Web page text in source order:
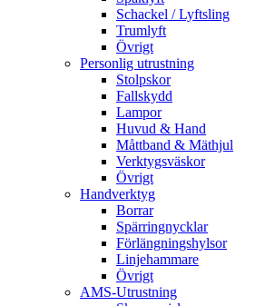
Schackel / Lyftsling
Trumlyft
Övrigt
Personlig utrustning
Stolpskor
Fallskydd
Lampor
Huvud & Hand
Måttband & Mäthjul
Verktygsväskor
Övrigt
Handverktyg
Borrar
Spärringnycklar
Förlängningshylsor
Linjehammare
Övrigt
AMS-Utrustning